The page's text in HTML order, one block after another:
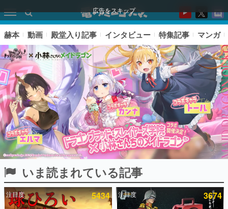
広告をスキップ
ピックアップ
電ファミのいま読まれている記事ランキング
赫本 動画 殿堂入り記事 インタビュー 特集記事 マンガ
いま読まれている記事
注目度 5434 注目度 3674